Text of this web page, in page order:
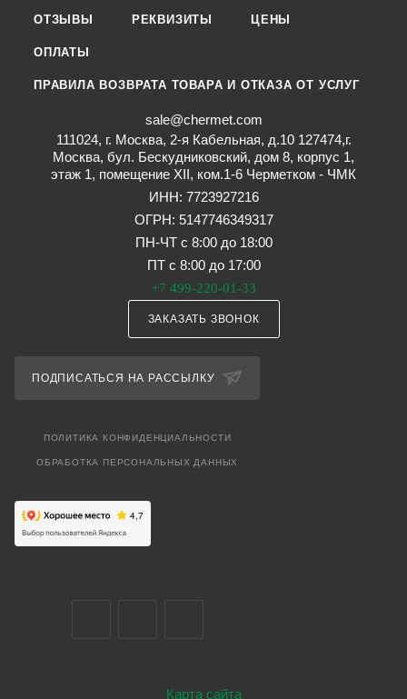
ОТЗЫВЫ РЕКВИЗИТЫ ЦЕНЫ
ОПЛАТЫ
ПРАВИЛА ВОЗВРАТА ТОВАРА И ОТКАЗА ОТ УСЛУГ
sale@chermet.com
111024, г. Москва, 2-я Кабельная, д.10 127474,г.
Москва, бул. Бескудниковский, дом 8, корпус 1,
этаж 1, помещение XII, ком.1-6 Черметком - ЧМК
ИНН: 7723927216
ОГРН: 5147746349317
ПН-ЧТ с 8:00 до 18:00
ПТ с 8:00 до 17:00
+7 499-220-01-33
ЗАКАЗАТЬ ЗВОНОК
ПОДПИСАТЬСЯ НА РАССЫЛКУ
ПОЛИТИКА КОНФИДЕНЦИАЛЬНОСТИ
ОБРАБОТКА ПЕРСОНАЛЬНЫХ ДАННЫХ
Карта сайта